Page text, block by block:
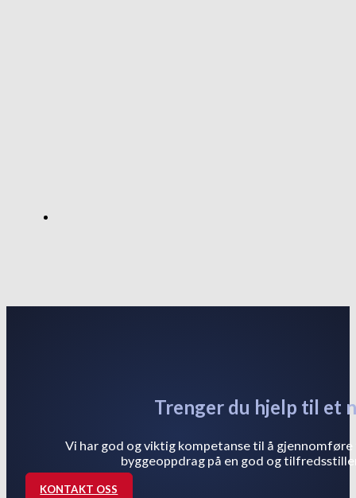
Trenger du hjelp til et
Vi har god og viktig kompetanse til å
byggeoppdrag på en god og
KONTAKT OSS